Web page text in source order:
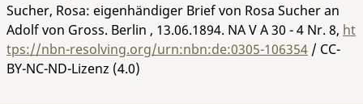
Sucher, Rosa: eigenhändiger Brief von Rosa Sucher an
Adolf von Gross. Berlin , 13.06.1894. NA V A 30 - 4 Nr. 8, ht
tps://nbn-resolving.org/urn:nbn:de:0305-106354 / CC-
BY-NC-ND-Lizenz (4.0)